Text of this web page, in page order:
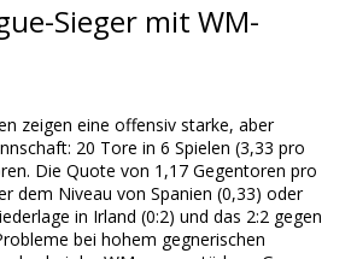
Sieger mit WM-
zeigen eine offensiv starke, aber
20 Tore in 6 Spielen (3,33 pro
Die Quote von 1,17 Gegentoren pro
dem Niveau von Spanien (0,33) oder
in Irland (0:2) und das 2:2 gegen
bei hohem gegnerischen